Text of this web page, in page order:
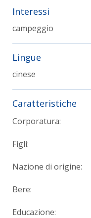
Interessi
campeggio
Lingue
cinese
Caratteristiche
Corporatura:
Figli:
Nazione di origine:
Bere:
Educazione: